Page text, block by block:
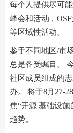
每个人提供尽可
峰会和活动，
等区域性活动。
鉴于不同地区/市
总是备受瞩目。
社区成员组成的
办。 将于8月27-
焦“开源 基础设
趋势。